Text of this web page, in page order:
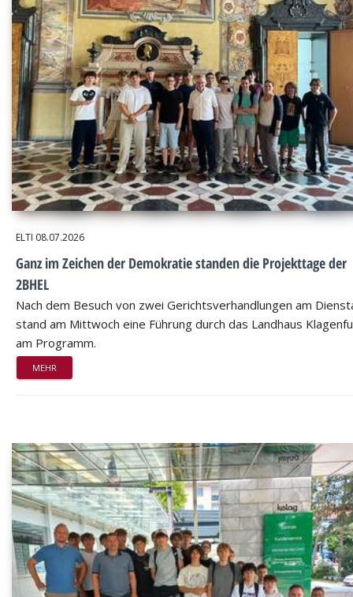
ELTI 08.07.2026
Ganz im Zeichen der Demokratie standen die Projekttage der
2BHEL
Nach dem Besuch von zwei Gerichtsverhandlungen am
stand am Mittwoch eine Führung durch das Landhaus
am Programm.
MEHR